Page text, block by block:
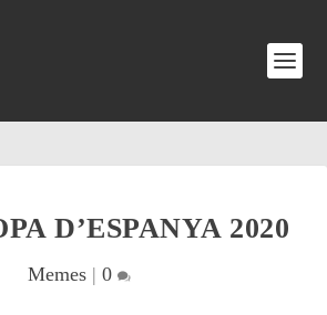
D’ESPANYA 2020
Memes| 0